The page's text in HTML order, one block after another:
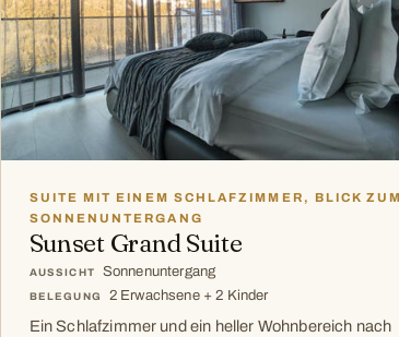
SUITE MIT EINEM SCHLAFZIMMER, BLICK ZUM
SONNENUNTERGANG
Sunset Grand Suite
AUSSICHT Sonnenuntergang
BELEGUNG 2 Erwachsene + 2 Kinder
Ein Schlafzimmer und ein heller Wohnbereich nach